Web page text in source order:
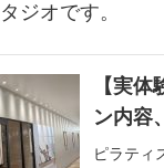
ジオです。
【実
ン内容
ピラティ